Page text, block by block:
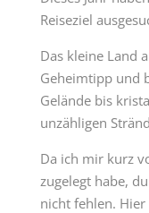
Reiseziel
Das kleine Land
Geheimtipp und
Gelände bis
unzähligen
Da ich mir kurz
zugelegt habe,
nicht fehlen.